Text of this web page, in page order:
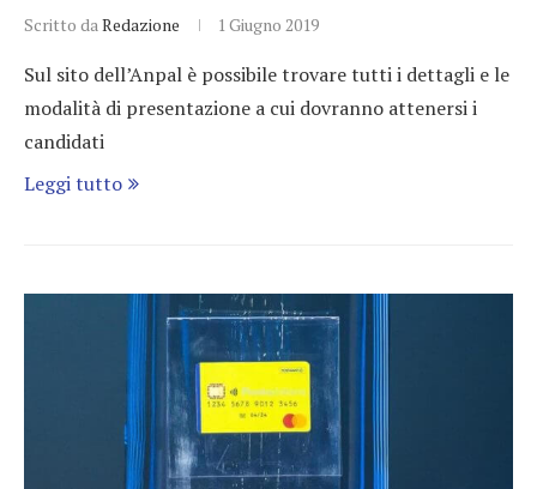
Scritto da Redazione 1 Giugno 2019
Sul sito dell’Anpal è possibile trovare tutti i dettagli e le
modalità di presentazione a cui dovranno attenersi i
candidati
Leggi tutto